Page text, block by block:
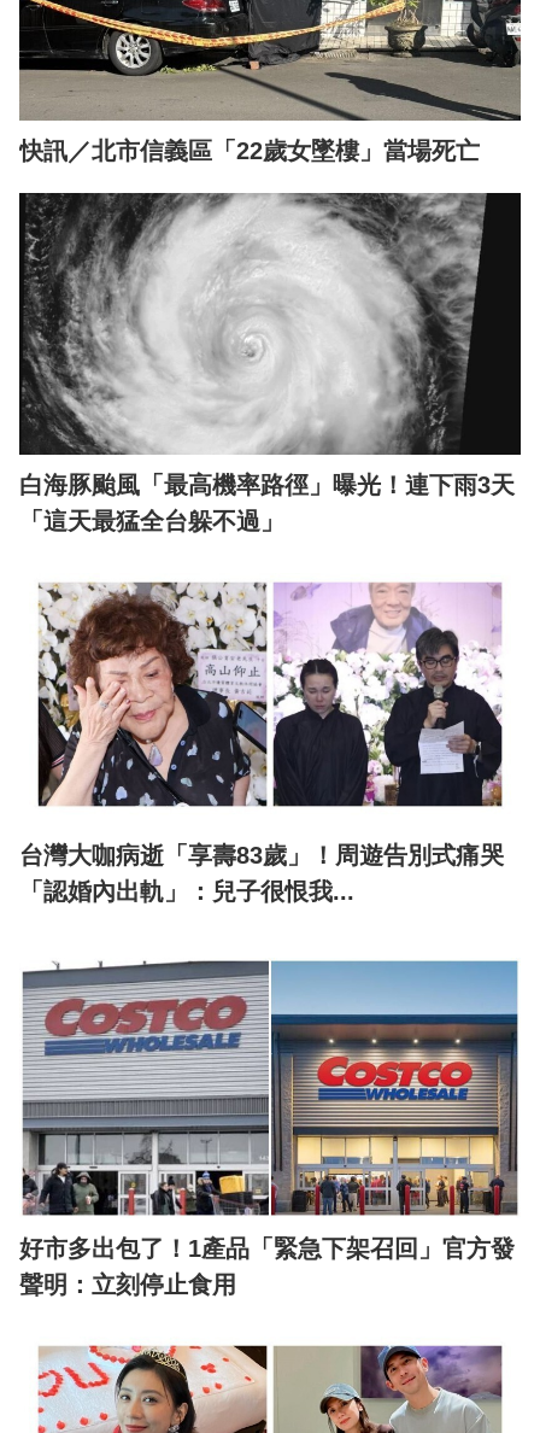
快訊／北市信義區「22歲女墜樓」當場死亡
白海豚颱風「最高機率路徑」曝光！連下雨3天
「這天最猛全台躲不過」
台灣大咖病逝「享壽83歲」！周遊告別式痛哭
「認婚內出軌」：兒子很恨我...
好市多出包了！1產品「緊急下架召回」官方發
聲明：立刻停止食用